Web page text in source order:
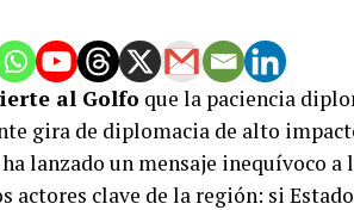
al Golfo que la paciencia
gira de diplomacia de alto
lanzado un mensaje inequívoco
actores clave de la región: si